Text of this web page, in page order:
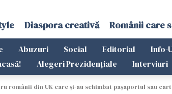
Diaspora creativă Românii care
Abuzuri Social Editorial Info-
Alegeri Prezidențiale Interviuri
românii din UK care și-au schimbat pașaportul sau